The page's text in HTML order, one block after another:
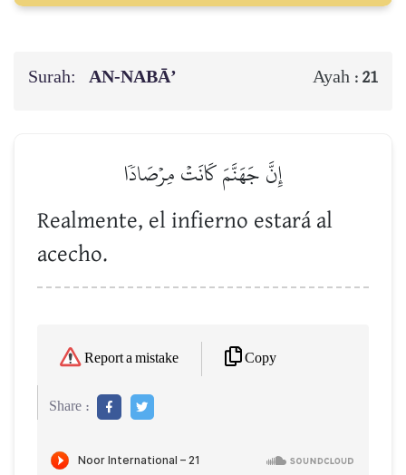
Surah: AN-NABĀ’ Ayah : 21
إِنَّ جَهَنَّمَ كَانَتۡ مِرۡصَادٗا
Realmente, el infierno estará al
acecho.
Report a mistake Copy
Share :